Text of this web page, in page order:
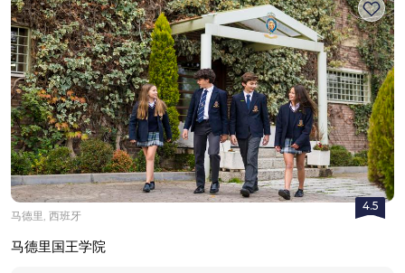
4.5
马德里, 西班牙
马德里国王学院